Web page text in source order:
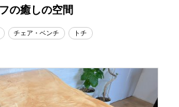
の癒しの空間
チェア・ベンチ トチ